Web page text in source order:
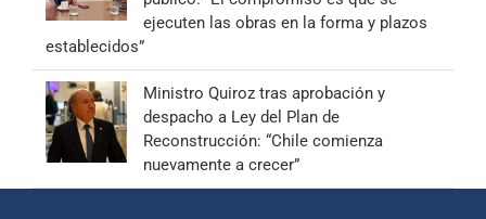
ejecuten las obras en la forma y plazos
establecidos”
Ministro Quiroz tras aprobación y
despacho a Ley del Plan de
Reconstrucción: “Chile comienza
nuevamente a crecer”